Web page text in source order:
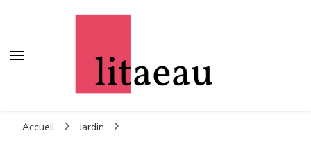
Accueil
Jardin